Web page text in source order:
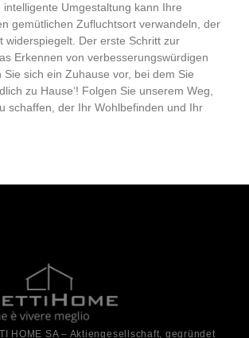
intelligente Umgestaltung kann Ihre
gemütlichen Zufluchtsort verwandeln, der
widerspiegelt. Der erste Schritt zur
Erkennen von verbesserungswürdigen
Sie sich ein Zuhause vor, bei dem Sie
zu Hause‘! Folgen Sie unserem Weg,
schaffen, der Ihr Wohlbefinden und Ihr
HOME SA – Aktiengesellschaft, gegründet